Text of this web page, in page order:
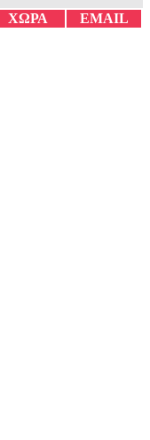
ΧΩΡΑ EMAIL